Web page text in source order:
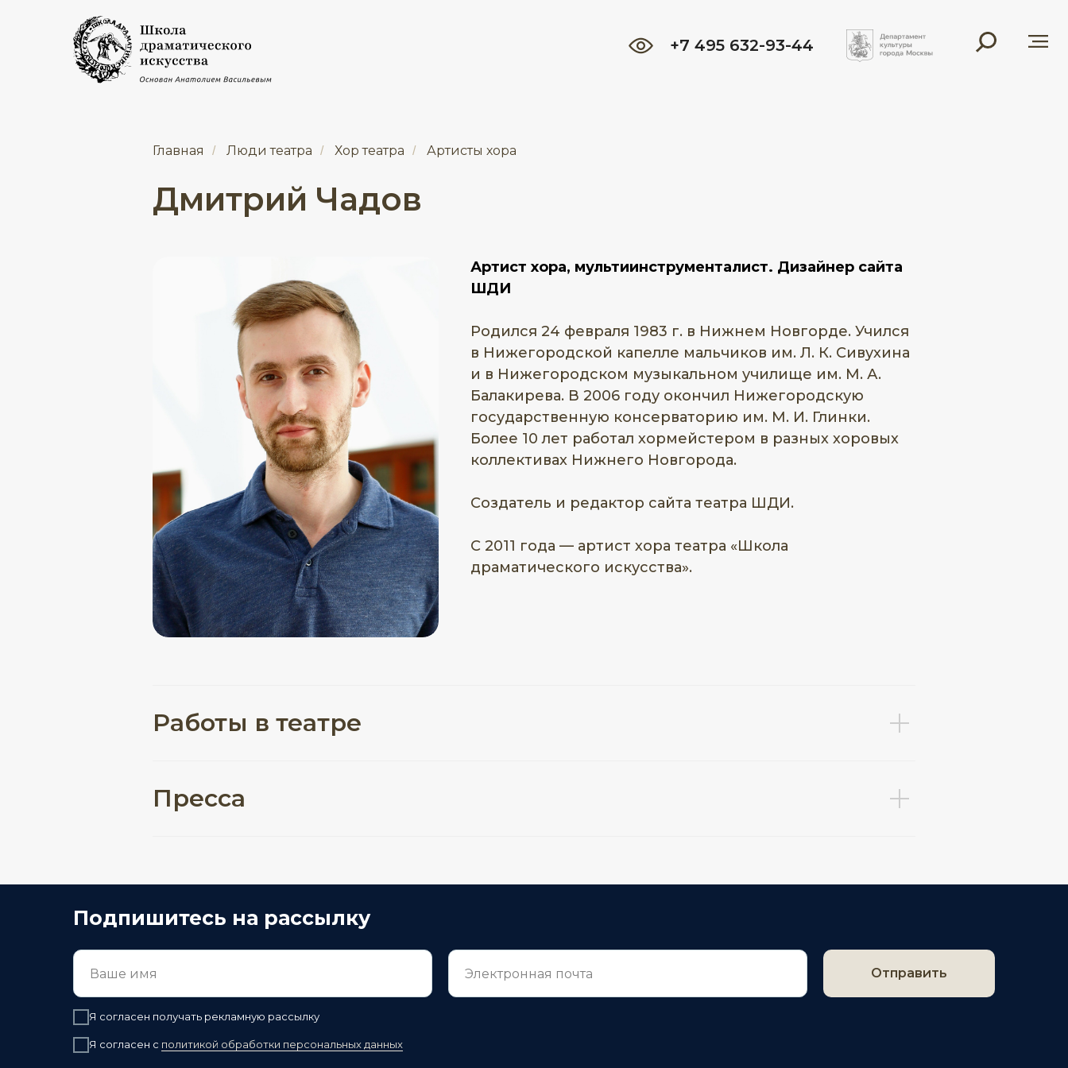
+7 495 632-93-44
Главная / Люди театра / Хор театра / Артисты хора
Дмитрий Чадов
Артист хора, мультиинструменталист. Дизайнер сайта
ШДИ
Родился 24 февраля 1983 г. в Нижнем Новгорде. Учился
в Нижегородской капелле мальчиков им. Л. К. Сивухина
и в Нижегородском музыкальном училище им. М. А.
Балакирева. В 2006 году окончил Нижегородскую
государственную консерваторию им. М. И. Глинки.
Более 10 лет работал хормейстером в разных хоровых
коллективах Нижнего Новгорода.
Создатель и редактор сайта театра ШДИ.
С 2011 года — артист хора театра «Школа
драматического искусства».
Работы в театре
Пресса
Подпишитесь на рассылку
Я согласен получать рекламную рассылку
Я согласен с политикой обработки персональных данных
Отправить